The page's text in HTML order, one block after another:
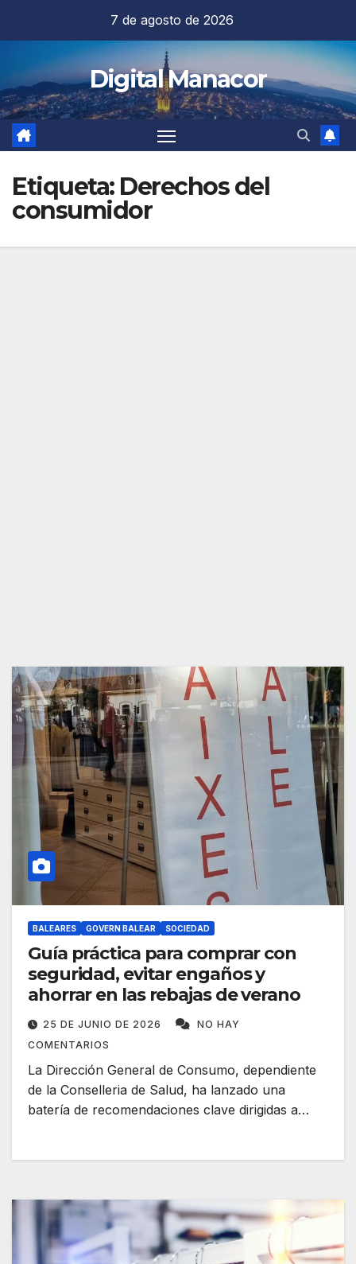
contenido
7 de agosto de 2026
Digital Manacor
Etiqueta: Derechos del
consumidor
BALEARES GOVERN BALEAR SOCIEDAD
Guía práctica para comprar con
seguridad, evitar engaños y
ahorrar en las rebajas de verano
25 DE JUNIO DE 2026
NO HAY
COMENTARIOS
La Dirección General de Consumo, dependiente
de la Conselleria de Salud, ha lanzado una
batería de recomendaciones clave dirigidas a…